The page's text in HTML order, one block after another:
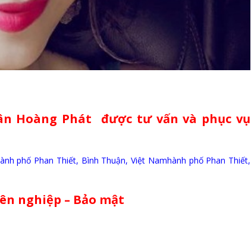
Hoàng Phát được tư vấn và phục vụ
phố Phan Thiết, Bình Thuận, Việt Namhành phố Phan Thiết,
nghiệp – Bảo mật